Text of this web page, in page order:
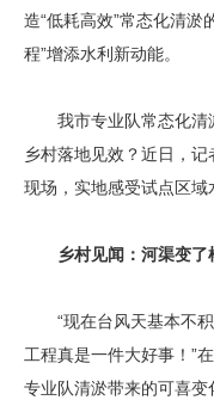
造“低耗高效”常态化清淤
程”增添水利新动能。
我市专业队常态化清
乡村落地见效？近日，
现场，实地感受试点区域
乡村见闻：河渠变了
“现在台风天基本不积
工程真是一件大好事！”
专业队清淤带来的可喜变